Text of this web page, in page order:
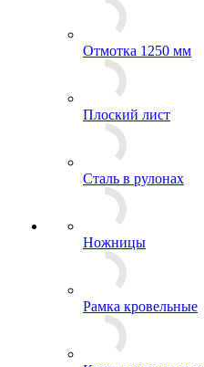
Отмотка 1250 мм
Плоский лист
Сталь в рулонах
Ножницы
Рамка кровельные